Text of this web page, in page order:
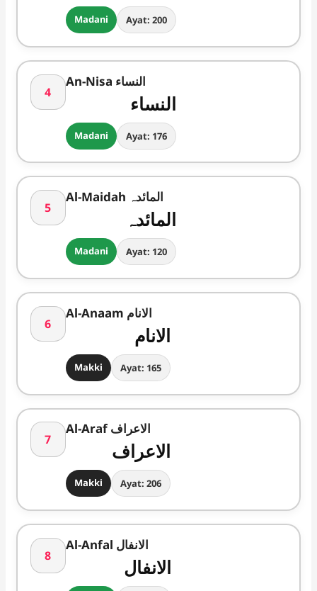
Madani Ayat: 200
4
An-Nisa النساء
النساء
Madani Ayat: 176
5
Al-Maidah المائدہ
المائدہ
Madani Ayat: 120
6
Al-Anaam الانام
الانام
Makki Ayat: 165
7
Al-Araf الاعراف
الاعراف
Makki Ayat: 206
8
Al-Anfal الانفال
الانفال